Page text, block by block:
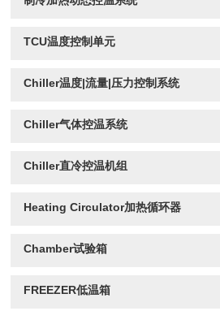
TCU温度控制单元
Chiller温度|流量|压力控制系统
Chiller气体控温系统
Chiller直冷控温机组
Heating Circulator加热循环器
Chamber试验箱
FREEZER低温箱